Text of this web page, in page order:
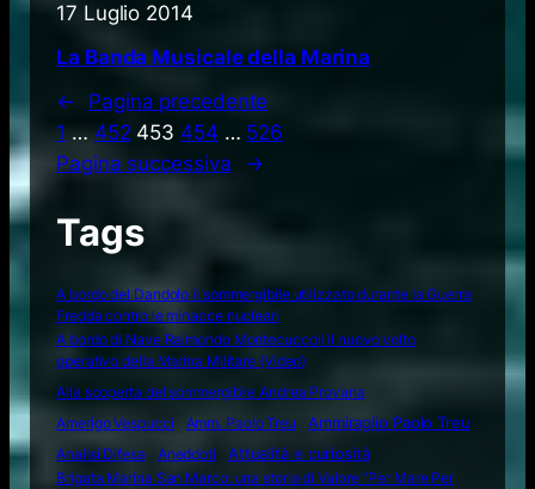
17 Luglio 2014
La Banda Musicale della Marina
←
Pagina precedente
1 … 452 453 454 … 526
Pagina successiva
→
Tags
A bordo del Dandolo il sommergibile utilizzato durante la Guerra
Fredda contro le minacce nucleari
A bordo di Nave Raimondo Montecuccoli il nuovo volto
operativo della Marina Militare (Video)
Alla scoperta del sommergibile Andrea Provana
Amerigo Vespucci
Amm. Paolo Treu
Ammiraglio Paolo Treu
Analisi Difesa
Aneddoti Attualità e curiosità
Brigata Marina San Marco: una storia di Valore "Per Mare Per